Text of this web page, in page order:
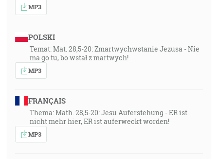
MP3
POLSKI
Temat: Mat. 28,5-20: Zmartwychwstanie Jezusa - Nie
ma go tu, bo wstał z martwych!
MP3
FRANÇAIS
Thema: Math. 28,5-20: Jesu Auferstehung - ER ist
nicht mehr hier, ER ist auferweckt worden!
MP3